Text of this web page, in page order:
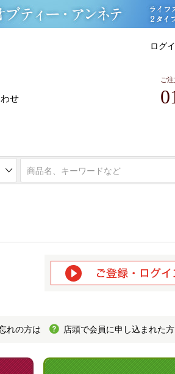
ログ
せ
ご
れの方は 店頭で会員に申し込まれた